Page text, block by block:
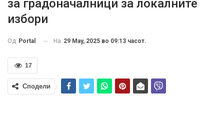
за градоначалници за локалните
избори
Од Portal На 29 May, 2025 во 09:13 часот.
17
Сподели